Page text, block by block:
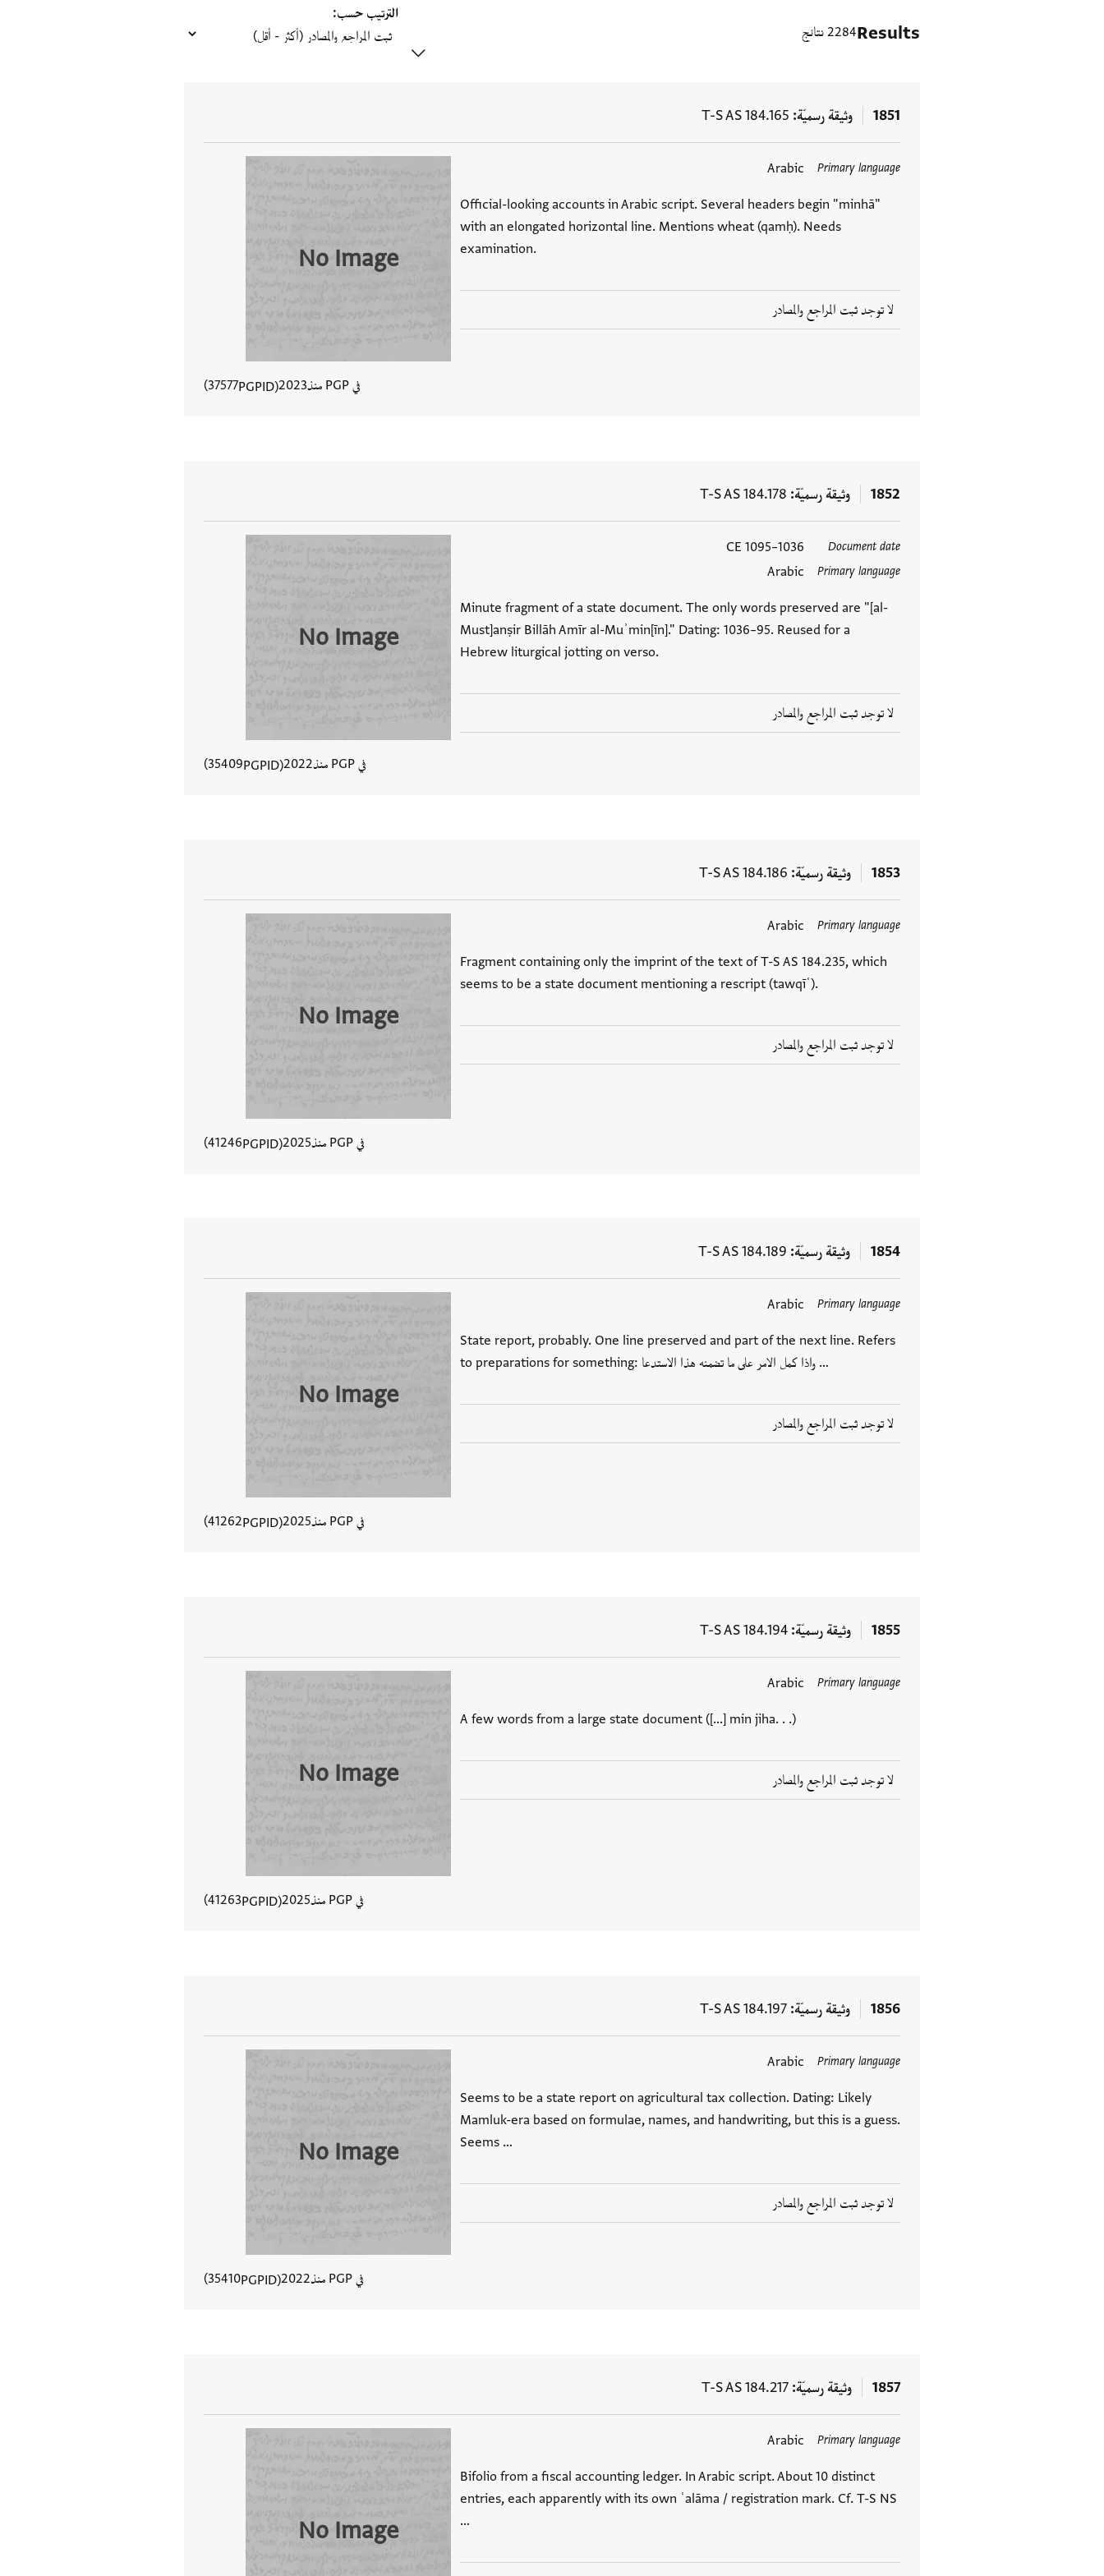
Results2284 نتائج
الترتيب حسب
1851 وثيقة رسميّة T-S AS 184.165
Primary language
Arabic
Official-looking accounts in Arabic script. Several headers begin "minhā"
with an elongated horizontal line. Mentions wheat (qamḥ). Needs
examination.
لا توجد ثبت المراجع والمصادر
No Image
في PGP منذ 2023
PGPID
37577
1852 وثيقة رسميّة T-S AS 184.178
Document date
1036–1095 CE
Primary language
Arabic
Minute fragment of a state document. The only words preserved are "[al-
Must]anṣir Billāh Amīr al-Muʾmin[īn]." Dating: 1036–95. Reused for a
Hebrew liturgical jotting on verso.
لا توجد ثبت المراجع والمصادر
No Image
في PGP منذ 2022
PGPID
35409
1853 وثيقة رسميّة T-S AS 184.186
Primary language
Arabic
Fragment containing only the imprint of the text of T-S AS 184.235, which
seems to be a state document mentioning a rescript (tawqīʿ).
لا توجد ثبت المراجع والمصادر
No Image
في PGP منذ 2025
PGPID
41246
1854 وثيقة رسميّة T-S AS 184.189
Primary language
Arabic
State report, probably. One line preserved and part of the next line. Refers
to preparations for something: واذا كمل الامر على ما تضمنه هذا الاستدعا …
لا توجد ثبت المراجع والمصادر
No Image
في PGP منذ 2025
PGPID
41262
1855 وثيقة رسميّة T-S AS 184.194
Primary language
Arabic
A few words from a large state document ([...] min jiha. . .)
لا توجد ثبت المراجع والمصادر No Image
في PGP منذ 2025
PGPID
41263
1856 وثيقة رسميّة T-S AS 184.197
Primary language
Arabic
Seems to be a state report on agricultural tax collection. Dating: Likely
Mamluk-era based on formulae, names, and handwriting, but this is a guess.
Seems …
لا توجد ثبت المراجع والمصادر
No Image
في PGP منذ 2022
PGPID
35410
1857 وثيقة رسميّة T-S AS 184.217
Primary language
Arabic
Bifolio from a fiscal accounting ledger. In Arabic script. About 10 distinct
entries, each apparently with its own ʿalāma / registration mark. Cf. T-S NS
…
No Image